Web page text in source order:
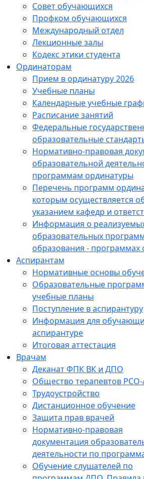
Совет обучающихся
Профком обучающихся
Международный отдел
Лекционные залы
Кодекс этики студента
Ординаторам
Прием в ординатуру 2026
Учебные планы
Календарные учебные
Расписание занятий
Федеральные
образовательные
Нормативно-правовая
образовательной
программам ординатуры
Перечень программ
которым осуществляется
указанием кафедр и
Информация о
образовательных
образования - программах
Аспирантам
Нормативные основы
Образовательные
учебные планы
Поступление в аспирантуру
Информация для
аспирантуре
Итоговая аттестация
Врачам
Деканат ФПК ВК и ДПО
Общество терапевтов
Трудоустройство
Дистанционное обучение
Защита прав врачей
Нормативно-правовая
документация
деятельности по
Обучение слушателей по